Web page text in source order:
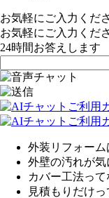
お気軽にご入力くだ
お気軽にご入力くだ
24時間お答えします
外装リフォーム
外壁の汚れが気
カバー工法って
見積もりだけ